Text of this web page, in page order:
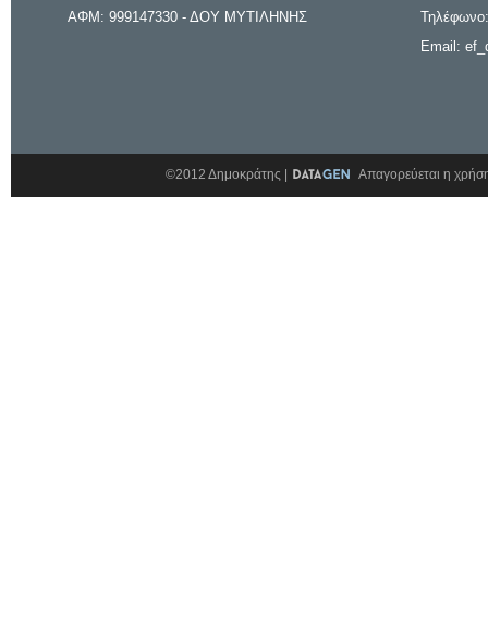
ΑΦΜ: 999147330 - ΔΟΥ ΜΥΤΙΛΗΝΗΣ
Email:
©2012 Δημοκράτης | Απαγορεύεται η